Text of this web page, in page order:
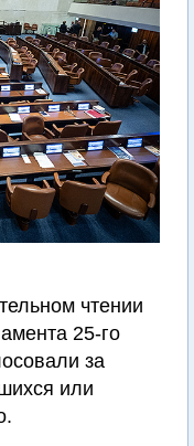
чтении
25-го
за
или